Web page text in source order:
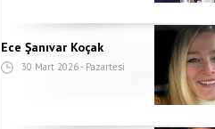
Ece Şanıvar Koçak
30 Mart 2026 - Pazartesi